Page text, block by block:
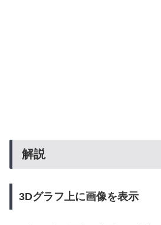
解説
3Dグラフ上に画像を表示